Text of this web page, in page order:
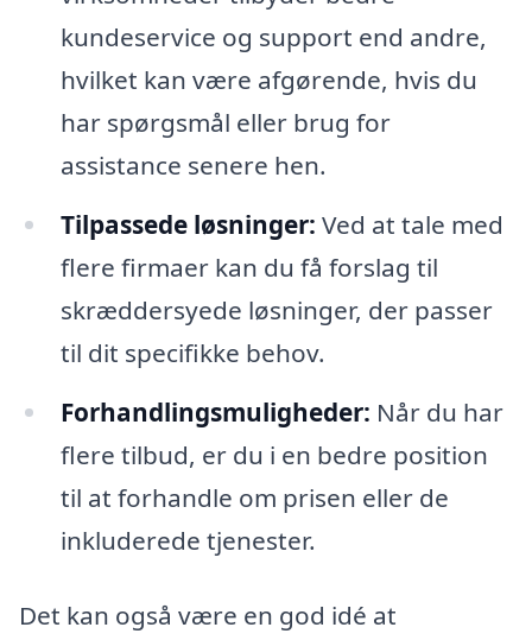
kundeservice og support end andre,
hvilket kan være afgørende, hvis du
har spørgsmål eller brug for
assistance senere hen.
Tilpassede løsninger: Ved at tale med
flere firmaer kan du få forslag til
skræddersyede løsninger, der passer
til dit specifikke behov.
Forhandlingsmuligheder: Når du har
flere tilbud, er du i en bedre position
til at forhandle om prisen eller de
inkluderede tjenester.
Det kan også være en god idé at